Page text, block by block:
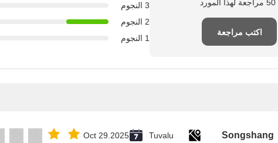
اكتب مراجعة
3 النجوم
2 النجوم
1 النجوم
Songshang
Tuvalu
Oct 29.2025